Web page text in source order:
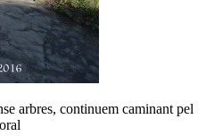
arbres, continuem caminant pel